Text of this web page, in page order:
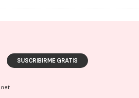
SUSCRIBIRME GRATIS